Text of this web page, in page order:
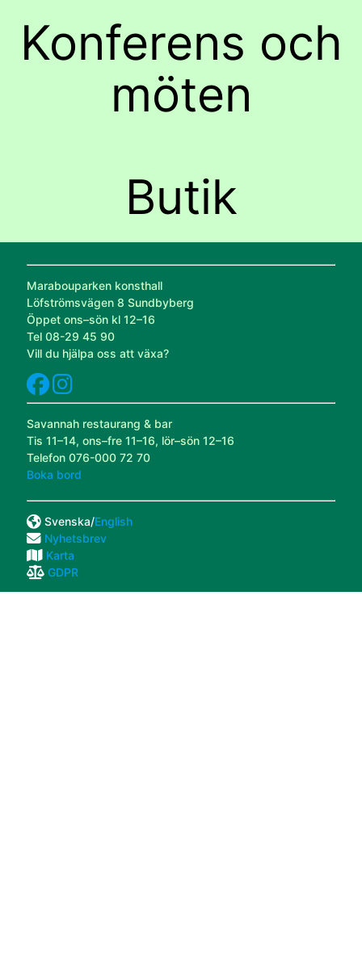
Konferens och
möten
Butik
Marabouparken konsthall
Löfströmsvägen 8 Sundbyberg
Öppet ons–sön kl 12–16
Tel 08-29 45 90
Vill du hjälpa oss att växa?
Savannah restaurang & bar
Tis 11–14, ons–fre 11–16, lör–sön 12–16
Telefon 076-000 72 70
Boka bord
Svenska/English
Nyhetsbrev
Karta
GDPR